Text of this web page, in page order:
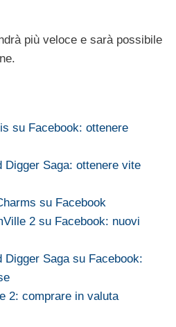
più veloce e sarà possibile
su Facebook: ottenere
Digger Saga: ottenere vite
su Facebook
2 su Facebook: nuovi
Digger Saga su Facebook:
2: comprare in valuta